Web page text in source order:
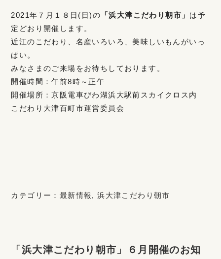
2021年７月１８日(日)の 「浜大津こだわり朝市」 は予
定どおり開催します。
近江のこだわり、名産いろいろ、美味しいもんがいっ
ぱい。
みなさまのご来場をお待ちしております。
開催時間：午前8時～正午
開催場所：京阪電車びわ湖浜大駅前スカイクロス内
こだわり大津百町市運営委員会
カテゴリー： 最新情報,浜大津こだわり朝市
「浜大津こだわり朝市」６月開催のお知